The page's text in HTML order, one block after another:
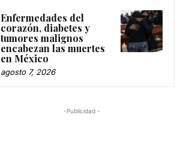
Enfermedades del
corazón, diabetes y
tumores malignos
encabezan las muertes
en México
agosto 7, 2026
-Publicidad -